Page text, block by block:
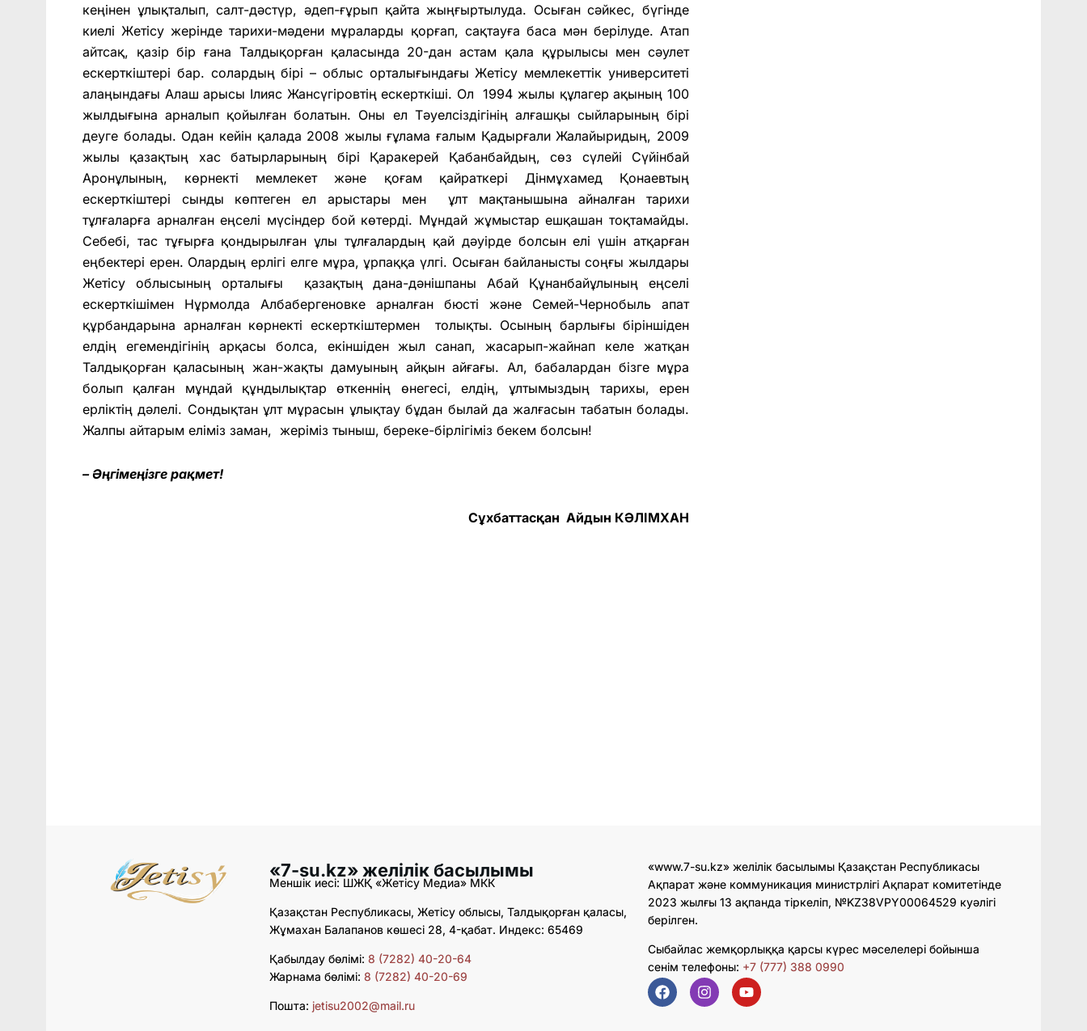
кеңінен ұлықталып, салт-дәстүр, әдеп-ғұрып қайта жыңғыртылуда. Осыған сәйкес, бүгінде
киелі Жетісу жерінде тарихи-мәдени мұраларды қорғап, сақтауға баса мән берілуде. Атап
айтсақ, қазір бір ғана Талдықорған қаласында 20-дан астам қала құрылысы мен сәулет
ескерткіштері бар. солардың бірі – облыс орталығындағы Жетісу мемлекеттік университеті
алаңындағы Алаш арысы Ілияс Жансүгіровтің ескерткіші. Ол 1994 жылы құлагер ақының 100
жылдығына арналып қойылған болатын. Оны ел Тәуелсіздігінің алғашқы сыйларының бірі
деуге болады. Одан кейін қалада 2008 жылы ғұлама ғалым Қадырғали Жалайыридың, 2009
жылы қазақтың хас батырларының бірі Қаракерей Қабанбайдың, сөз сүлейі Сүйінбай
Аронұлының, көрнекті мемлекет және қоғам қайраткері Дінмұхамед Қонаевтың
ескерткіштері сынды көптеген ел арыстары мен ұлт мақтанышына айналған тарихи
тұлғаларға арналған еңселі мүсіндер бой көтерді. Мұндай жұмыстар ешқашан тоқтамайды.
Себебі, тас тұғырға қондырылған ұлы тұлғалардың қай дәуірде болсын елі үшін атқарған
еңбектері ерен. Олардың ерлігі елге мұра, ұрпаққа үлгі. Осыған байланысты соңғы жылдары
Жетісу облысының орталығы қазақтың дана-дәнішпаны Абай Құнанбайұлының еңселі
ескерткішімен Нұрмолда Албабергеновке арналған бюсті және Семей-Чернобыль апат
құрбандарына арналған көрнекті ескерткіштермен
толықты. Осының барлығы біріншіден
елдің егемендігінің арқасы болса, екіншіден жыл санап, жасарып-жайнап келе жатқан
Талдықорған қаласының жан-жақты дамуының айқын айғағы. Ал, бабалардан бізге мұра
болып қалған мұндай құндылықтар өткеннің өнегесі, елдің, ұлтымыздың тарихы, ерен
ерліктің дәлелі. Сондықтан ұлт мұрасын ұлықтау бұдан былай да жалғасын табатын болады.
Жалпы айтарым еліміз заман, жеріміз тыныш, береке-бірлігіміз бекем болсын!
– Әңгімеңізге рақмет!
Сұхбаттасқан Айдын КӘЛІМХАН
«7-su.kz» желілік басылымы
Меншік иесі: ШЖҚ «Жетісу Медиа» МКК
Қазақстан Республикасы, Жетісу облысы, Талдықорған қаласы,
Жұмахан Балапанов көшесі 28, 4-қабат. Индекс: 65469
Қабылдау бөлімі: 8 (7282) 40-20-64
Жарнама бөлімі: 8 (7282) 40-20-69
Пошта: jetisu2002@mail.ru
«www.7-su.kz» желілік басылымы Қазақстан Республикасы
Ақпарат және коммуникация министрлігі Ақпарат комитетінде
2023 жылғы 13 ақпанда тіркеліп, №KZ38VPY00064529 куәлігі
берілген.
Сыбайлас жемқорлыққа қарсы күрес мәселелері бойынша
сенім телефоны: +7 (777) 388 0990